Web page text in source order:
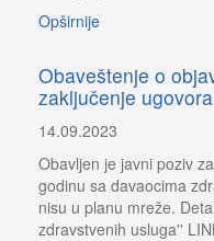
Opširnije
Obaveštenje o
zaključenje
14.09.2023
Obavljen je javni poziv
godinu sa davaocima
nisu u planu mreže.
zdravstvenih usluga''